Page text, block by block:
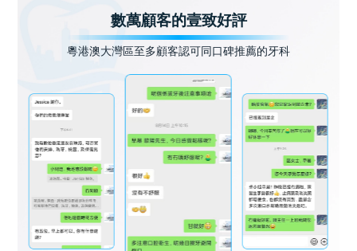
數萬顧客的壹致好評
粵港澳大灣區至多顧客認可同口碑推薦的牙科